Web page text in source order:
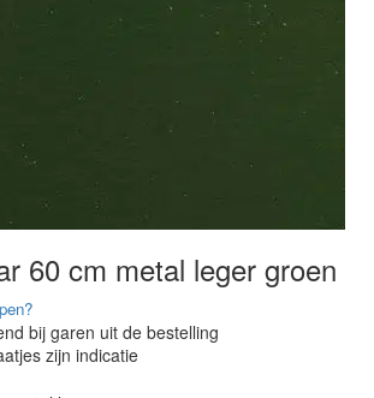
60 cm metal leger groen
bij garen uit de bestelling
zijn indicatie